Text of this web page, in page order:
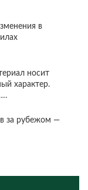
в
носит
характер.
за рубежом —